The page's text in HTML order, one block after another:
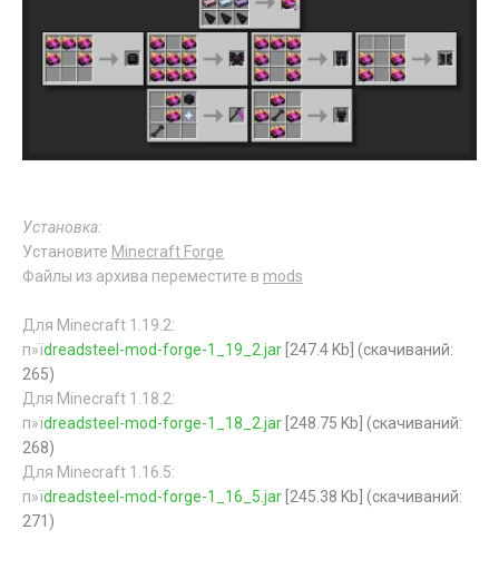
Установка:
Установите Minecraft Forge
Файлы из архива переместите в mods
Для Minecraft 1.19.2:
п»їdreadsteel-mod-forge-1_19_2.jar [247.4 Kb] (cкачиваний:
265)
Для Minecraft 1.18.2:
п»їdreadsteel-mod-forge-1_18_2.jar [248.75 Kb] (cкачиваний:
268)
Для Minecraft 1.16.5:
п»їdreadsteel-mod-forge-1_16_5.jar [245.38 Kb] (cкачиваний:
271)